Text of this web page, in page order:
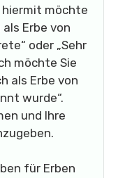
hiermit möchte
Erbe von
oder „Sehr
möchte Sie
als Erbe von
wurde“.
und Ihre
für Erben